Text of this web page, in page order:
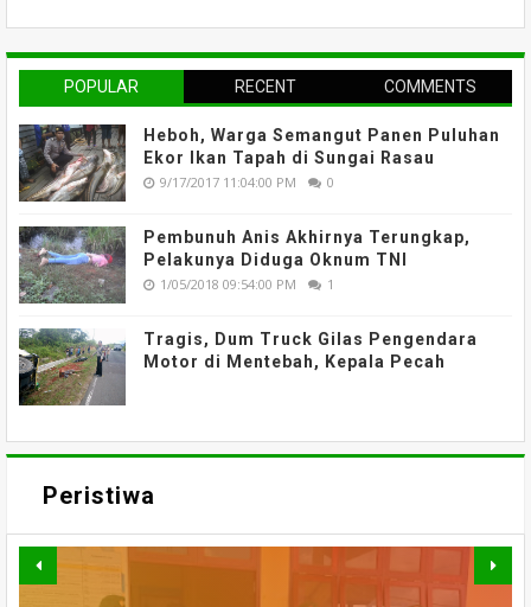
POPULAR RECENT COMMENTS
Heboh, Warga Semangut Panen Puluhan
Ekor Ikan Tapah di Sungai Rasau
9/17/2017 11:04:00 PM 0
Pembunuh Anis Akhirnya Terungkap,
Pelakunya Diduga Oknum TNI
1/05/2018 09:54:00 PM 1
Tragis, Dum Truck Gilas Pengendara
Motor di Mentebah, Kepala Pecah
Peristiwa